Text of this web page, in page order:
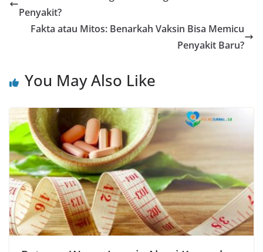
Penyakit?
Fakta atau Mitos: Benarkah Vaksin Bisa Memicu
Penyakit Baru?
You May Also Like